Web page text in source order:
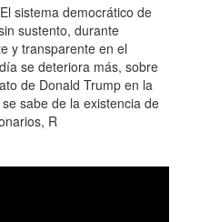
sistema democrático de
sustento, durante
y transparente en el
se deteriora más, sobre
de Donald Trump en la
sabe de la existencia de
R